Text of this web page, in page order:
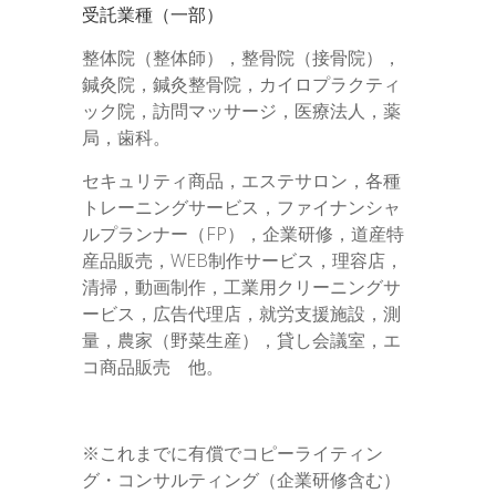
受託業種（一部）
整体院（整体師），整骨院（接骨院），
鍼灸院，鍼灸整骨院，カイロプラクティ
ック院，訪問マッサージ，医療法人，薬
局，歯科。
セキュリティ商品，エステサロン，各種
トレーニングサービス，ファイナンシャ
ルプランナー（FP），企業研修，道産特
産品販売，WEB制作サービス，理容店，
清掃，動画制作，工業用クリーニングサ
ービス，広告代理店，就労支援施設，測
量，農家（野菜生産），貸し会議室，エ
コ商品販売 他。
※これまでに有償でコピーライティン
グ・コンサルティング（企業研修含む）